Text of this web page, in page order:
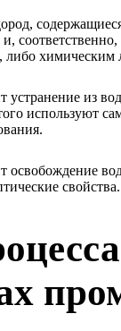
либо
устранение из
используют
освобождение
свойства.